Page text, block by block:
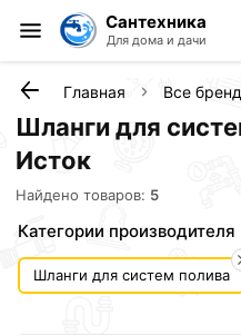
Сантехника
Для дома и дачи
Главная Все
Шланги для
Исток
Найдено товаров: 5
Категории производителя
Шланги для систем полива